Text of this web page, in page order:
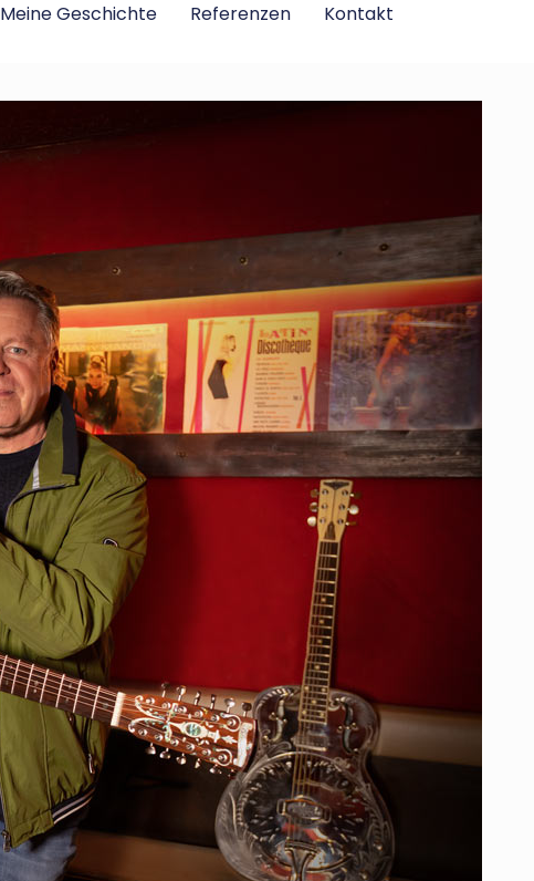
Meine Geschichte Referenzen Kontakt